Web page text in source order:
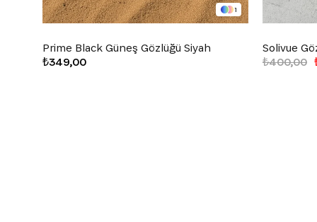
1
Prime Black Güneş Gözlüğü Siyah
₺349,00
Solivue
₺400,00